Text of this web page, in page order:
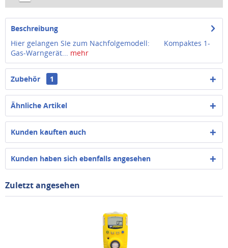
Beschreibung
Hier gelangen SIe zum Nachfolgemodell: Kompaktes 1-
Gas-Warngerät... mehr
Zubehör 1
Ähnliche Artikel
Kunden kauften auch
Kunden haben sich ebenfalls angesehen
Zuletzt angesehen